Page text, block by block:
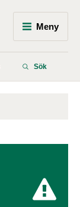
Meny
Sök